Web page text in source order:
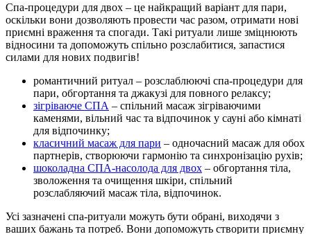
Спа-процедури для двох – це найкращий варіант для пари,
оскільки вони дозволяють провести час разом, отримати нові
приємні враження та спогади. Такі ритуали лише зміцнюють
відносини та допоможуть спільно розслабитися, запастися
силами для нових подвигів!
романтичний ритуал – розслаблюючі спа-процедури для
пари, обгортання та джакузі для повного релаксу;
зігріваюче СПА – спільний масаж зігріваючими
каменями, вільний час та відпочинок у сауні або кімнаті
для відпочинку;
класичний масаж для пари – одночасний масаж для обох
партнерів, створюючи гармонію та синхронізацію рухів;
шоколадна СПА-насолода для двох – обгортання тіла,
зволоження та очищення шкіри, спільний
розслабляючий масаж тіла, відпочинок.
Усі зазначені спа-ритуали можуть бути обрані, виходячи з
ваших бажань та потреб. Вони допоможуть створити приємну